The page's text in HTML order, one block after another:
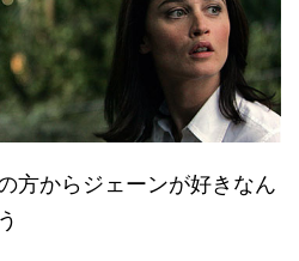
方からジェーンが好きなん